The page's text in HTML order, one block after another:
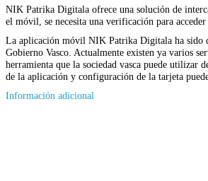
NIK Patrika Digitala ofrece una solución de
el móvil, se necesita una verificación para acceder
La aplicación móvil NIK Patrika Digitala ha sido
Gobierno Vasco. Actualmente existen ya varios
herramienta que la sociedad vasca puede utilizar
de la aplicación y configuración de la tarjeta
Información adicional